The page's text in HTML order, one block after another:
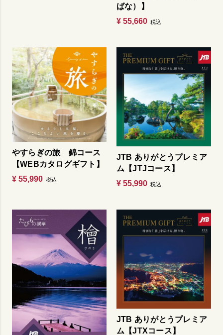
ばな）】
¥ 55,660 税込
やすらぎの旅 錦コース
【WEBカタログギフト】
¥ 55,990 税込
JTB ありがとうプレミア
ム【JTJコース】
¥ 55,990 税込
JTB ありがとうプレミア
ム【JTXコース】